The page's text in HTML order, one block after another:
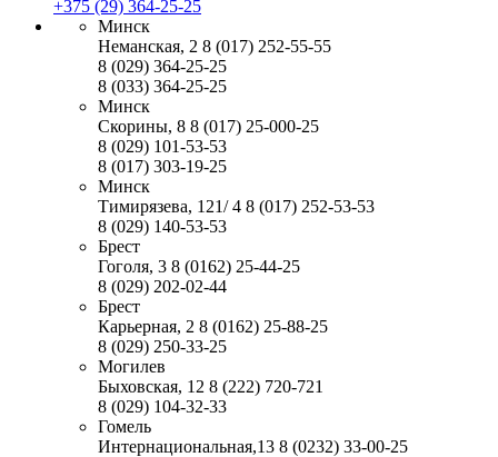
+375 (29) 364-25-25
Минск
Неманская, 2 8 (017) 252-55-55
8 (029) 364-25-25
8 (033) 364-25-25
Минск
Скорины, 8 8 (017) 25-000-25
8 (029) 101-53-53
8 (017) 303-19-25
Минск
Тимирязева, 121/ 4 8 (017) 252-53-53
8 (029) 140-53-53
Брест
Гоголя, 3 8 (0162) 25-44-25
8 (029) 202-02-44
Брест
Карьерная, 2 8 (0162) 25-88-25
8 (029) 250-33-25
Могилев
Быховская, 12 8 (222) 720-721
8 (029) 104-32-33
Гомель
Интернациональная,13 8 (0232) 33-00-25